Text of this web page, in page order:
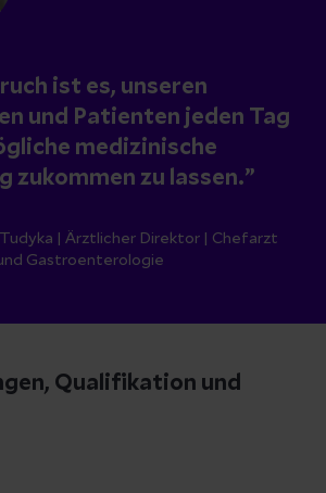
Tudyka | Ärztlicher Direktor | Chefarzt
Gastroenterologie
ist es, unseren
und Patienten jeden Tag
medizinische
zukommen zu lassen.
Qualifikation und